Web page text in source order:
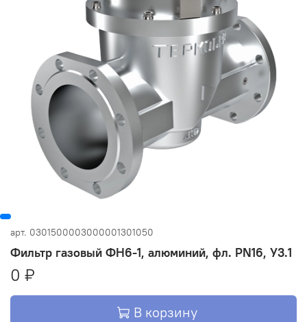
арт. 0301500003000001301050
Фильтр газовый ФН6-1, алюминий, фл. PN16, У3.1
0 ₽
В корзину